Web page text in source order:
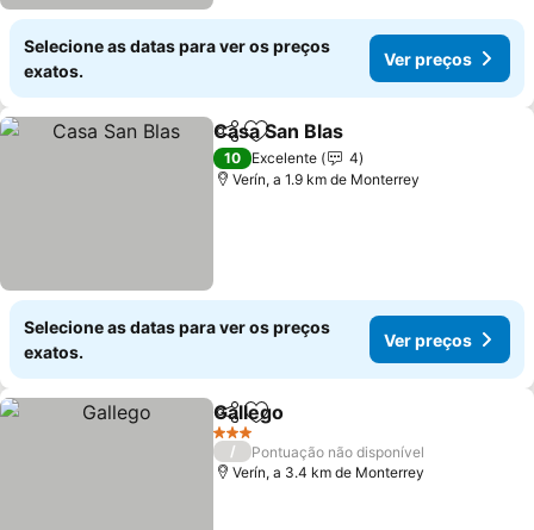
Selecione as datas para ver os preços
exatos.
Ver preços
PartilharAdicionar aos favoritos
Casa San Blas
10 Excelente
4
Verín, a 1.9 km de Monterrey
Selecione as datas para ver os preços
exatos.
Ver preços
PartilharAdicionar aos favoritos
Gallego
3 Estrelas
/
Pontuação não disponível
Verín, a 3.4 km de Monterrey